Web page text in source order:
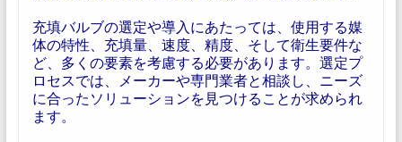
充填バルブの選定や導入にあたっては、使用する媒
体の特性、充填量、速度、精度、そして衛生要件な
ど、多くの要素を考慮する必要があります。選定プ
ロセスでは、メーカーや専門業者と相談し、ニーズ
に合ったソリューションを見つけることが求められ
ます。